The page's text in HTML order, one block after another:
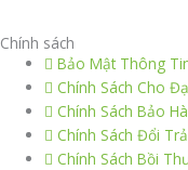
Chính sách
Bảo Mật Thông
Chính Sách Cho
Chính Sách Bảo
Chính Sách Đổi Trả
Chính Sách Bồi